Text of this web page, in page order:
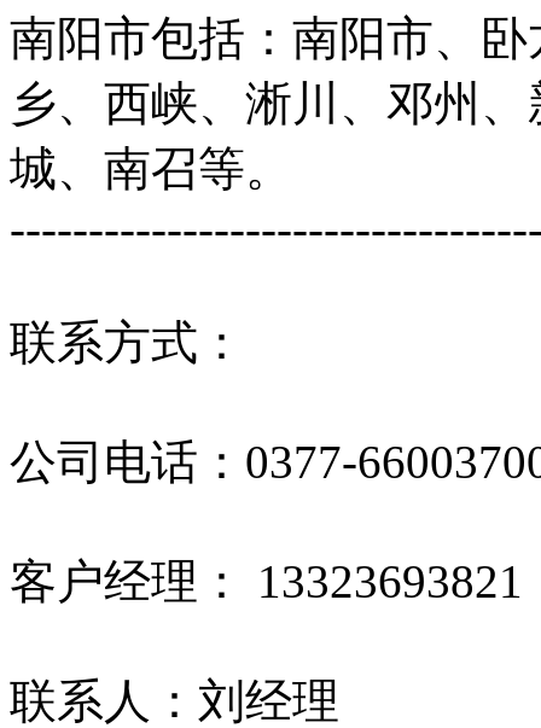
南阳市包括：南阳市、
乡、西峡、淅川、邓州
城、南召等。
联系方式：
公司电话：0377-
客户经理： 13323693821
联系人：刘经理